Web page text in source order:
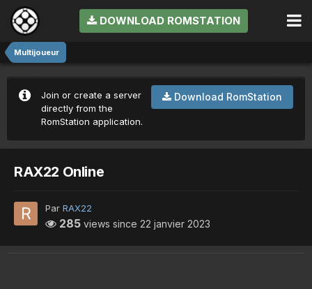
DOWNLOAD ROMSTATION
Multijoueur
Download RomStation
Join or create a server
directly from the
RomStation application.
RAX22 Online
Par RAX22
285 views since 22 janvier 2023